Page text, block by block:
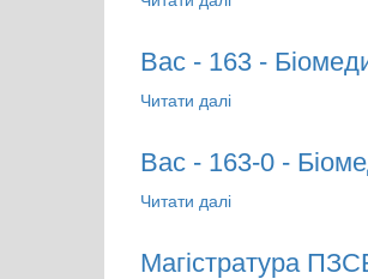
Bac - 163 -
Читати далі
Bac - 163-0 -
Читати далі
Магістратура